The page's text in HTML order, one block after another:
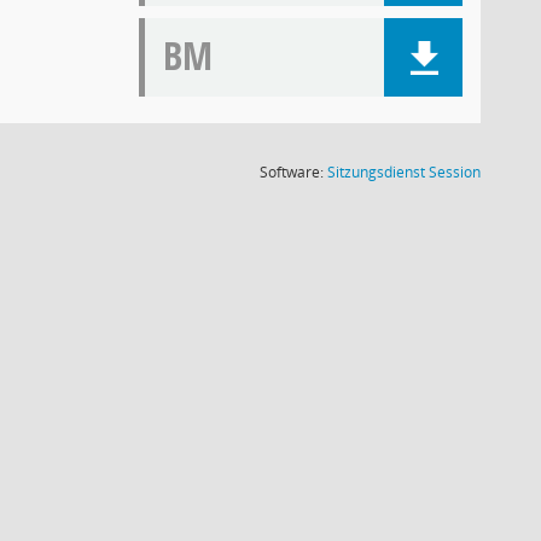
BM
Software:SitzungsdienstSession(Wird in